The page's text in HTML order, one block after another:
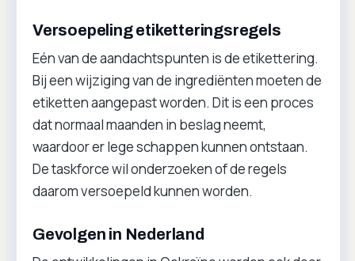
Versoepeling etiketteringsregels
Eén van de aandachtspunten is de etikettering.
Bij een wijziging van de ingrediënten moeten de
etiketten aangepast worden. Dit is een proces
dat normaal maanden in beslag neemt,
waardoor er lege schappen kunnen ontstaan.
De taskforce wil onderzoeken of de regels
daarom versoepeld kunnen worden.
Gevolgen in Nederland